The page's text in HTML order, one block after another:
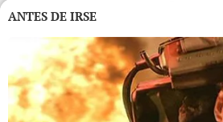
ANTES DE IRSE